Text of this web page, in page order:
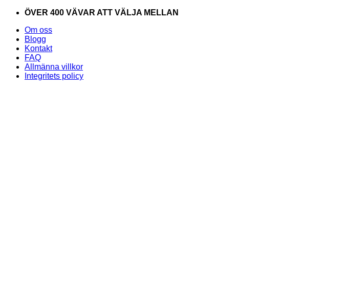
Skip
content
ÖVER 400 VÄVAR ATT VÄLJA MELLAN
Om oss
Blogg
Kontakt
FAQ
Allmänna villkor
Integritets policy